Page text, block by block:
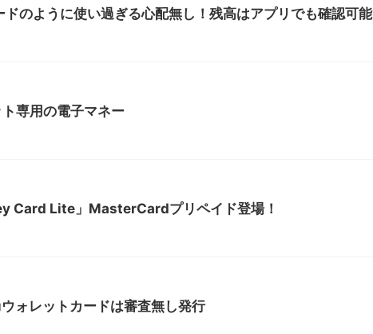
のように使い過ぎる心配無し！残高はアプリでも確認可能
専用の電子マネー
Card Lite」MasterCardプリペイド登場！
ォレットカードは審査無し発行